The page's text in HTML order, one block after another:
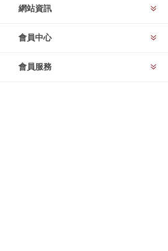
網站資訊
會員中心
會員服務